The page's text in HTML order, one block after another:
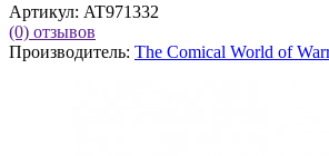
Артикул: AT971332
(0) отзывов
Производитель: The Comical World of